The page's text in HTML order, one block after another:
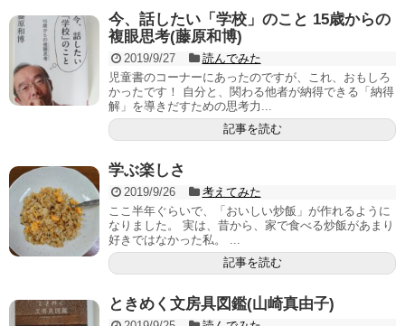
今、話したい「学校」のこと 15歳からの
複眼思考(藤原和博)
2019/9/27
読んでみた
児童書のコーナーにあったのですが、これ、おもしろ
かったです！ 自分と、関わる他者が納得できる「納得
解」を導きだすための思考力...
記事を読む
学ぶ楽しさ
2019/9/26
考えてみた
ここ半年ぐらいで、「おいしい炒飯」が作れるように
なりました。 実は、昔から、家で食べる炒飯があまり
好きではなかった私。 ...
記事を読む
ときめく文房具図鑑(山崎真由子)